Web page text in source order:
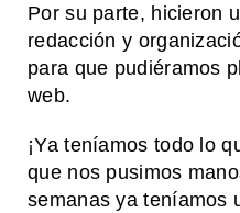
Por su parte, hicieron
redacción y
para que pudiéramos
web.
¡Ya teníamos todo lo
que nos pusimos
semanas ya teníamos